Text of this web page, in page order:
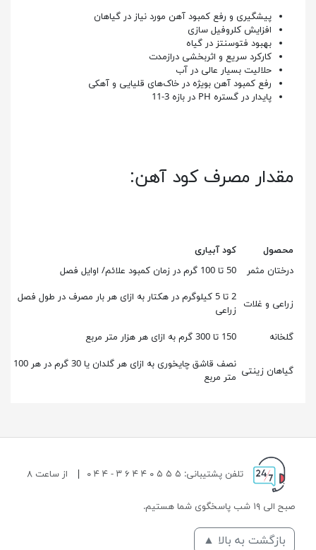
پیشگیری و رفع کمبود آهن مورد نیاز در گیاهان
افزایش کلروفیل سازی
بهبود فتوسنتز در گیاه
کارکرد سریع و اثربخشی درازمدت
حلالیت بسیار عالی در آب
رفع کمبود آهن بویژه در خاک‌های قلیایی و آهکی
پایدار در گستره PH در بازه 3-11
مقدار مصرف کود آهن:
محصول
کود آبیاری
درختان مثمر
50 تا 100 گرم در زمان کمبود علائم/ اوایل فصل
زراعی و غلات
2 تا 5 کیلوگرم در هکتار به ازای هر بار مصرف در طول فصل
زراعی
گلخانه 150 تا 300 گرم به ازای هر هزار متر مربع
گیاهان زینتی
نصف قاشق چایخوری به ازای هر گلدان یا 30 گرم در هر 100
متر مربع
تلفن پشتیبانی: ۵ ۵ ۵ ۰ ۴ ۴ ۶ ۳ - ۴ ۴ ۰ از ساعت ۸
صبح الی ۱۹ شب پاسخگوی شما هستیم.
بازگشت به بالا ▲